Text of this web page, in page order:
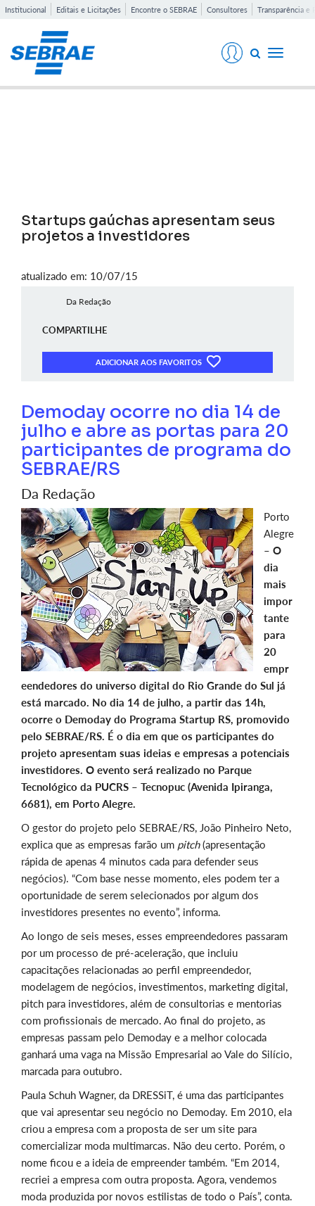
Institucional Editais e Licitações Encontre o SEBRAE Consultores Transparência e
Toggle
Startups gaúchas apresentam seus
projetos a investidores
atualizado em: 10/07/15
Da Redação
COMPARTILHE
ADICIONAR AOS FAVORITOS
Demoday ocorre no dia 14 de
julho e abre as portas para 20
participantes de programa do
SEBRAE/RS
Da Redação
Porto
Alegre
– O
dia
mais
impor
tante
para
20
empr
eendedores do universo digital do Rio Grande do Sul já
está marcado. No dia 14 de julho, a partir das 14h,
ocorre o Demoday do Programa Startup RS, promovido
pelo SEBRAE/RS. É o dia em que os participantes do
projeto apresentam suas ideias e empresas a potenciais
investidores. O evento será realizado no Parque
Tecnológico da PUCRS – Tecnopuc (Avenida Ipiranga,
6681), em Porto Alegre.
O gestor do projeto pelo SEBRAE/RS, João Pinheiro Neto,
explica que as empresas farão um pitch(apresentação
rápida de apenas 4 minutos cada para defender seus
negócios). “Com base nesse momento, eles podem ter a
oportunidade de serem selecionados por algum dos
investidores presentes no evento”, informa.
Ao longo de seis meses, esses empreendedores passaram
por um processo de pré-aceleração, que incluiu
capacitações relacionadas ao perfil empreendedor,
modelagem de negócios, investimentos, marketing digital,
pitch para investidores, além de consultorias e mentorias
com profissionais de mercado. Ao final do projeto, as
empresas passam pelo Demoday e a melhor colocada
ganhará uma vaga na Missão Empresarial ao Vale do Silício,
marcada para outubro.
Paula Schuh Wagner, da DRESSiT, é uma das participantes
que vai apresentar seu negócio no Demoday. Em 2010, ela
criou a empresa com a proposta de ser um site para
comercializar moda multimarcas. Não deu certo. Porém, o
nome ficou e a ideia de empreender também. “Em 2014,
recriei a empresa com outra proposta. Agora, vendemos
moda produzida por novos estilistas de todo o País”, conta.